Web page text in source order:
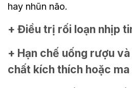
hay nhũn não.
+ Điều trị rối loạn nhịp
+ Hạn chế uống rượu
chất kích thích hoặc ma